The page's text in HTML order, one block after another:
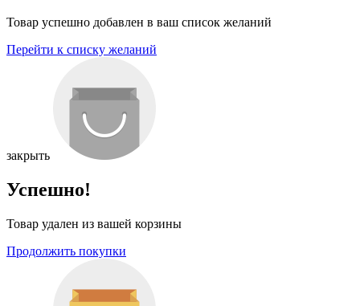
Товар успешно добавлен в ваш список желаний
Перейти к списку желаний
закрыть
Успешно!
Товар удален из вашей корзины
Продолжить покупки